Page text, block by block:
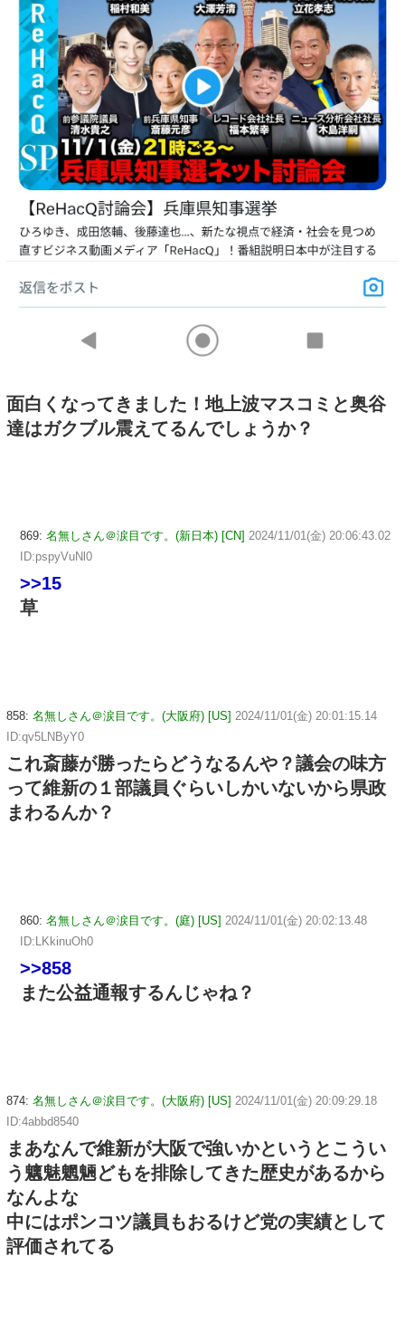
面白くなってきました！地上波マスコミと奥谷
達はガクブル震えてるんでしょうか？
869: 名無しさん＠涙目です。(新日本) [CN] 2024/11/01(金) 20:06:43.02
ID:pspyVuNl0
>>15
草
858: 名無しさん＠涙目です。(大阪府) [US] 2024/11/01(金) 20:01:15.14
ID:qv5LNByY0
これ斎藤が勝ったらどうなるんや？議会の味方
って維新の１部議員ぐらいしかいないから県政
まわるんか？
860: 名無しさん＠涙目です。(庭) [US] 2024/11/01(金) 20:02:13.48
ID:LKkinuOh0
>>858
また公益通報するんじゃね？
874: 名無しさん＠涙目です。(大阪府) [US] 2024/11/01(金) 20:09:29.18
ID:4abbd8540
まあなんで維新が大阪で強いかというとこうい
う魑魅魍魎どもを排除してきた歴史があるから
なんよな
中にはポンコツ議員もおるけど党の実績として
評価されてる